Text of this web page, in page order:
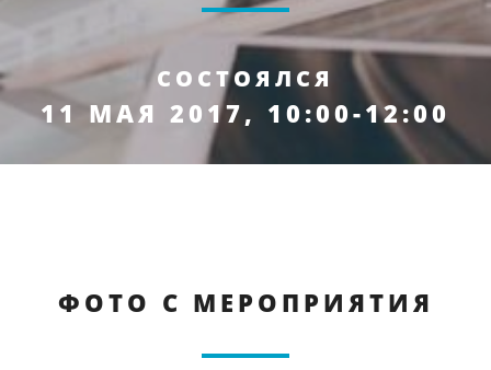
СОСТОЯЛСЯ
11 МАЯ 2017, 10:00-12:00
ФОТО С МЕРОПРИЯТИЯ